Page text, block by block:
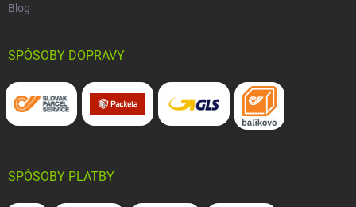
Blog
SPÔSOBY DOPRAVY
SPÔSOBY PLATBY